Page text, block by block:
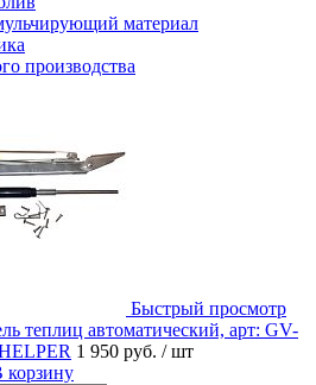
материал
производства
Быстрый просмотр
теплиц автоматический, арт: GV-
1 950 руб. / шт
корзину